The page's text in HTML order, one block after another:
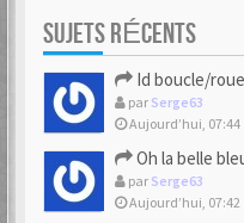
SUJETS RÉCENTS
Id boucle/
par Serge63
Aujourd’hui, 07:44
Oh la belle
par Serge63
Aujourd’hui, 07:42